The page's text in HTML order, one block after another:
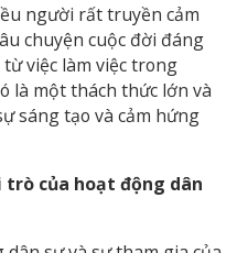
người rất truyền cảm
chuyện cuộc đời đáng
việc làm việc trong
là một thách thức lớn và
sáng tạo và cảm hứng
trò của hoạt động dân